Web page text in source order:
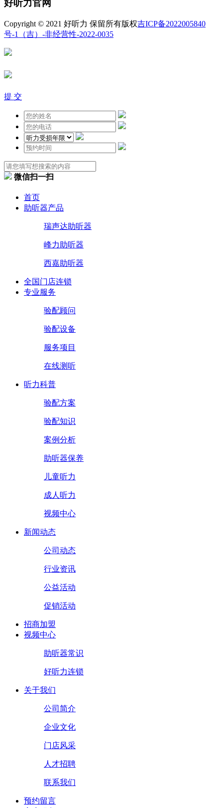
好听力官网
Copyright © 2021 好听力 保留所有版权吉ICP备2022005840
号-1
（吉）-非经营性-2022-0035
提 交
微信扫一扫
首页
助听器产品
瑞声达助听器
峰力助听器
西嘉助听器
全国门店连锁
专业服务
验配顾问
验配设备
服务项目
在线测听
听力科普
验配方案
验配知识
案例分析
助听器保养
儿童听力
成人听力
视频中心
新闻动态
公司动态
行业资讯
公益活动
促销活动
招商加盟
视频中心
助听器常识
好听力连锁
关于我们
公司简介
企业文化
门店风采
人才招聘
联系我们
预约留言